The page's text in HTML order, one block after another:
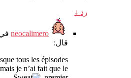
رد ↓
neocalimero
قال:
tous les épisodes
mais je n’ai fait que le